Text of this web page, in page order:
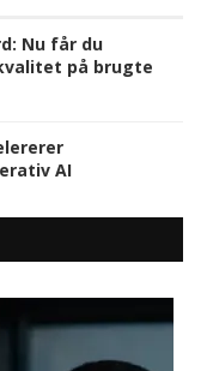
Nu får du
på brugte
AI